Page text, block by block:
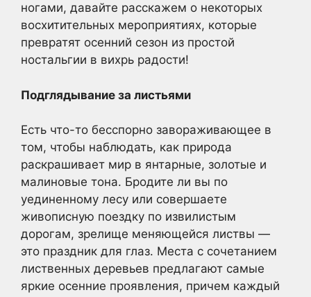
ногами, давайте расскажем о некоторых
восхитительных мероприятиях, которые
превратят осенний сезон из простой
ностальгии в вихрь радости!
Подглядывание за листьями
Есть что-то бесспорно завораживающее в
том, чтобы наблюдать, как природа
раскрашивает мир в янтарные, золотые и
малиновые тона. Бродите ли вы по
уединенному лесу или совершаете
живописную поездку по извилистым
дорогам, зрелище меняющейся листвы —
это праздник для глаз. Места с сочетанием
лиственных деревьев предлагают самые
яркие осенние проявления, причем каждый